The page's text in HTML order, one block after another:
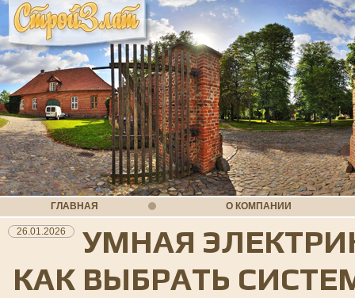
ГЛАВНАЯ О КОМПАНИИ
26.01.2026
УМНАЯ
КАК ВЫБРАТЬ